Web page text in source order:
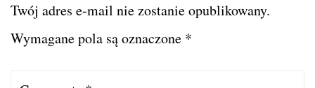
Twój adres e-mail nie zostanie opublikowany.
Wymagane pola są oznaczone *